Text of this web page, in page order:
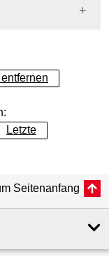
Letzte
Seitenanfang